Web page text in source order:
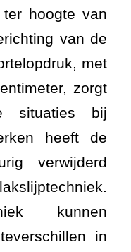
hoogte van
van de
met
zorgt
situaties bij
heeft de
verwijderd
kunnen
in